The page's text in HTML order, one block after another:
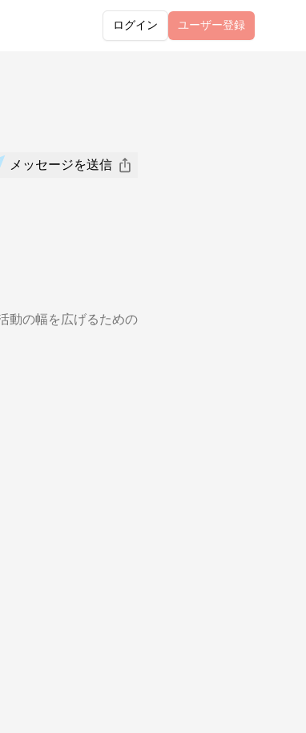
ログイン ユーザー登録
メッセージを送信
動の幅を広げるための